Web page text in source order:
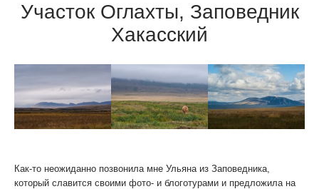
Участок Оглахты, Заповедник
Хакасский
Как-то неожиданно позвонила мне Ульяна из Заповедника,
который славится своими фото- и блоготурами и предложила на